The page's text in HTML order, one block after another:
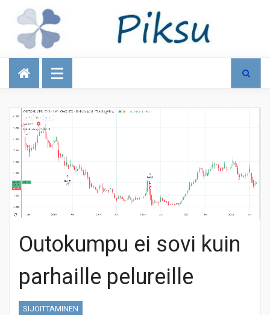
Talous
Outokumpu ei sovi kuin
parhaille pelureille
SIJOITTAMINEN